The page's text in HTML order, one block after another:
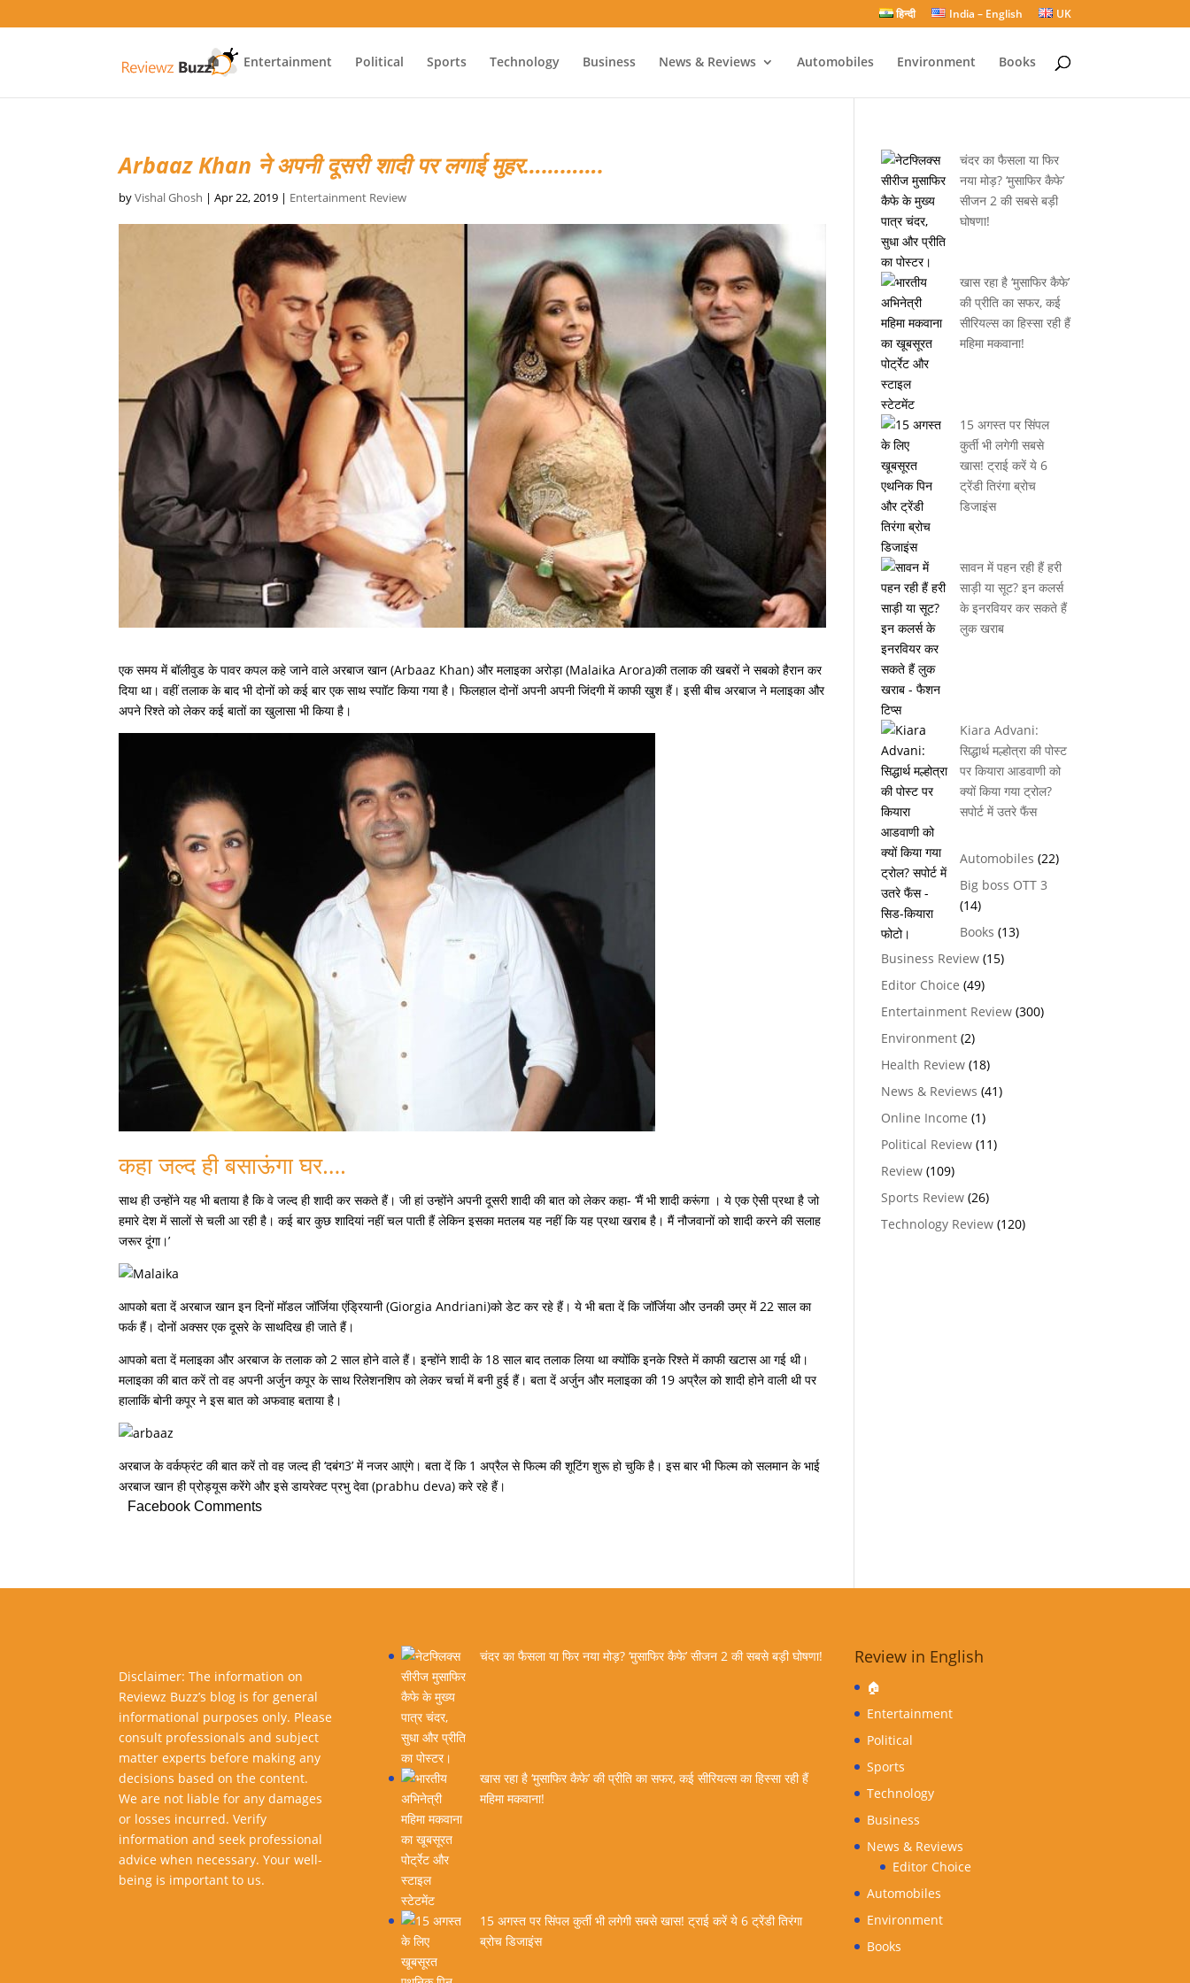
हिन्दी India – English UK
🏠 Entertainment Political Sports Technology Business News & Reviews Automobiles Environment Books
Arbaaz Khan ने अपनी दूसरी शादी पर लगाई मुहर………….
byVishal Ghosh |Apr 22, 2019 | Entertainment Review
एक समय में बॉलीवुड के पावर कपल कहे जाने वाले अरबाज खान (Arbaaz Khan) और मलाइका अरोड़ा (Malaika Arora)की तलाक की खबरों ने सबको हैरान कर
दिया था। वहीं तलाक के बाद भी दोनों को कई बार एक साथ स्पाॉट किया गया है। फिलहाल दोनों अपनी अपनी जिंदगी में काफी खुश हैं। इसी बीच अरबाज ने मलाइका और
अपने रिश्ते को लेकर कई बातों का खुलासा भी किया है।
कहा जल्द ही बसाऊंगा घर….
साथ ही उन्होंने यह भी बताया है कि वे जल्द ही शादी कर सकते हैं। जी हां उन्होंने अपनी दूसरी शादी की बात को लेकर कहा- ‘मैं भी शादी करूंगा । ये एक ऐसी प्रथा है जो
हमारे देश में सालों से चली आ रही है। कई बार कुछ शादियां नहीं चल पाती हैं लेकिन इसका मतलब यह नहीं कि यह प्रथा खराब है। मैं नौजवानों को शादी करने की सलाह
जरूर दूंगा।’
आपको बता दें अरबाज खान इन दिनों मॉडल जॉर्जिया एंड्रियानी (Giorgia Andriani)को डेट कर रहे हैं। ये भी बता दें कि जॉर्जिया और उनकी उम्र में 22 साल का
फर्क हैं। दोनों अक्सर एक दूसरे के साथदिख ही जाते हैं।
आपको बता दें मलाइका और अरबाज के तलाक को 2 साल होने वाले हैं। इन्होंने शादी के 18 साल बाद तलाक लिया था क्योंकि इनके रिश्ते में काफी खटास आ गई थी।
मलाइका की बात करें तो वह अपनी अर्जुन कपूर के साथ रिलेशनशिप को लेकर चर्चा में बनी हुई हैं। बता दें अर्जुन और मलाइका की 19 अप्रैल को शादी होने वाली थी पर
हालाकिं बोनी कपूर ने इस बात को अफवाह बताया है।
अरबाज के वर्कफ्रंट की बात करें तो वह जल्द ही ‘दबंग3’ में नजर आएंगे। बता दें कि 1 अप्रैल से फिल्म की शूटिंग शुरू हो चुकि है। इस बार भी फिल्म को सलमान के भाई
अरबाज खान ही प्रोड्यूस करेंगे और इसे डायरेक्ट प्रभु देवा (prabhu deva) करे रहे हैं।
Facebook Comments
चंदर का फैसला या फिर
नया मोड़? ‘मुसाफिर कैफे’
सीजन 2 की सबसे बड़ी
घोषणा!
खास रहा है ‘मुसाफिर कैफे’
की प्रीति का सफर, कई
सीरियल्स का हिस्सा रही हैं
महिमा मकवाना!
15 अगस्त पर सिंपल
कुर्ती भी लगेगी सबसे
खास! ट्राई करें ये 6
ट्रेंडी तिरंगा ब्रोच
डिजाइंस
सावन में पहन रही हैं हरी
साड़ी या सूट? इन कलर्स
के इनरवियर कर सकते हैं
लुक खराब
Kiara Advani:
सिद्धार्थ मल्होत्रा की पोस्ट
पर कियारा आडवाणी को
क्यों किया गया ट्रोल?
सपोर्ट में उतरे फैंस
Automobiles (22)
Big boss OTT 3
(14)
Books (13)
Business Review(15)
Editor Choice (49)
Entertainment Review(300)
Environment(2)
Health Review(18)
News & Reviews (41)
Online Income (1)
Political Review(11)
Review(109)
Sports Review(26)
Technology Review(120)
Disclaimer: The information on
Reviewz Buzz’s blog is for general
informational purposes only. Please
consult professionals and subject
matter experts before making any
decisions based on the content.
We are not liable for any damages
or losses incurred. Verify
information and seek professional
advice when necessary. Your well-
being is important to us.
चंदर का फैसला या फिर नया मोड़? ‘मुसाफिर कैफे’ सीजन 2 की सबसे बड़ी घोषणा!
खास रहा है ‘मुसाफिर कैफे’ की प्रीति का सफर, कई सीरियल्स का हिस्सा रही हैं
महिमा मकवाना!
15 अगस्त पर सिंपल कुर्ती भी लगेगी सबसे खास! ट्राई करें ये 6 ट्रेंडी तिरंगा
ब्रोच डिजाइंस
Review in English
🏠
Entertainment
Political
Sports
Technology
Business
News & Reviews
Editor Choice
Automobiles
Environment
Books